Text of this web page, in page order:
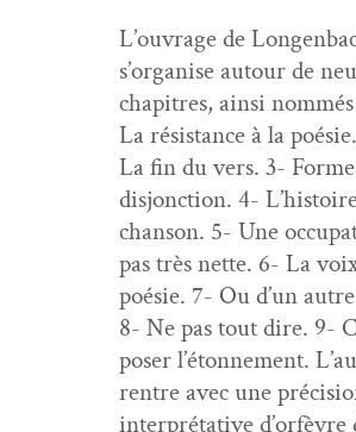
L’ou­vrage de
s’or­gan­ise autour de
chapitres, ain­si
La résis­tance à la
La fin du vers. 3-
dis­jonc­tion. 4-
chan­son. 5- Une
pas très nette. 6- La
poésie. 7- Ou d’un
8- Ne pas tout dire. 9-
pos­er l’é­ton­nement.
ren­tre avec une
inter­pré­ta­tive d’or­fèvre